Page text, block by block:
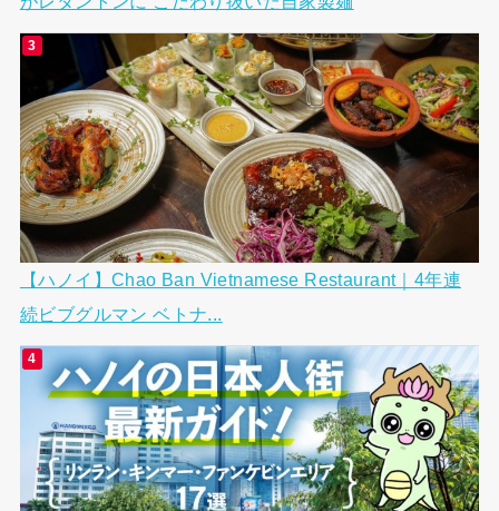
【ハノイ】Chao Ban Vietnamese Restaurant｜4年連
続ビブグルマン ベトナ...